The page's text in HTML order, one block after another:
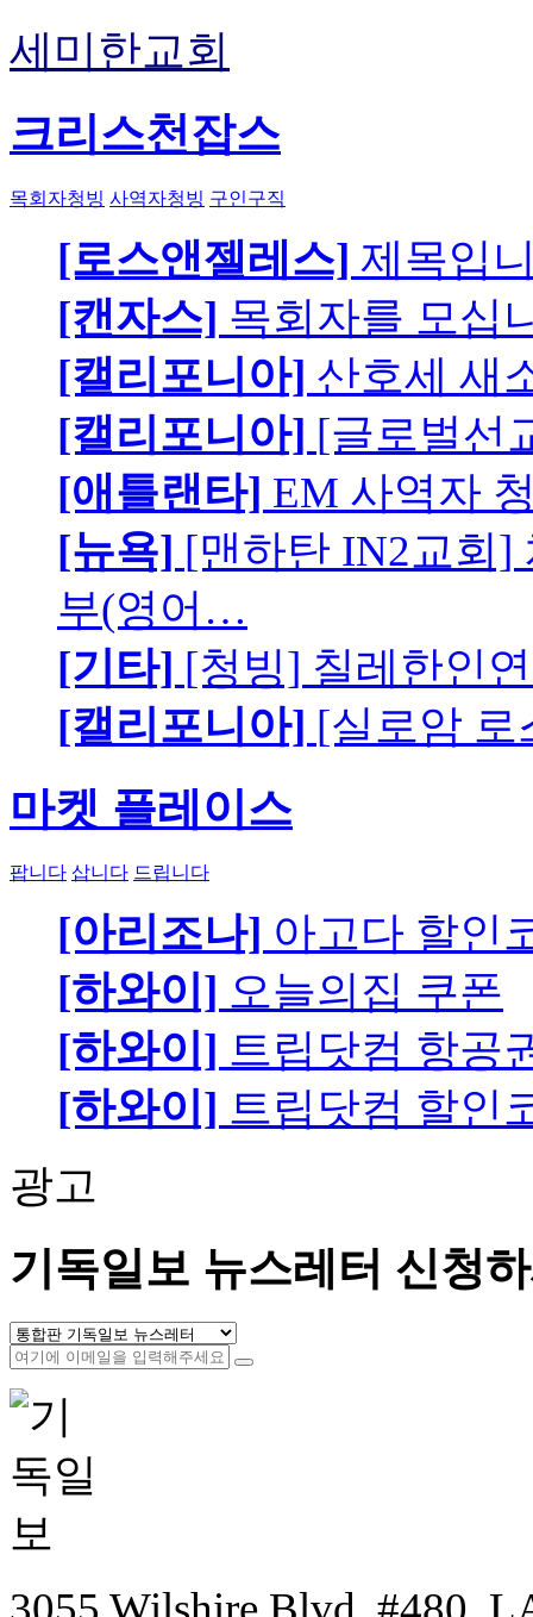
세미한교회
크리스천잡스
목회자청빙 사역자청빙 구인구직
[로스앤젤레스] 제목입
[캔자스] 목회자를 모십
[캘리포니아] 산호세 새
[캘리포니아] [글로벌선
[애틀랜타] EM 사역자
[뉴욕] [맨하탄 IN2교회]
부(영어…
[기타] [청빙] 칠레한인
[캘리포니아] [실로암 로
마켓 플레이스
팝니다 삽니다 드립니다
[아리조나] 아고다 할인
[하와이] 오늘의집 쿠폰
[하와이] 트립닷컴 항공
[하와이] 트립닷컴 할인
광고
기독일보 뉴스레터 신청